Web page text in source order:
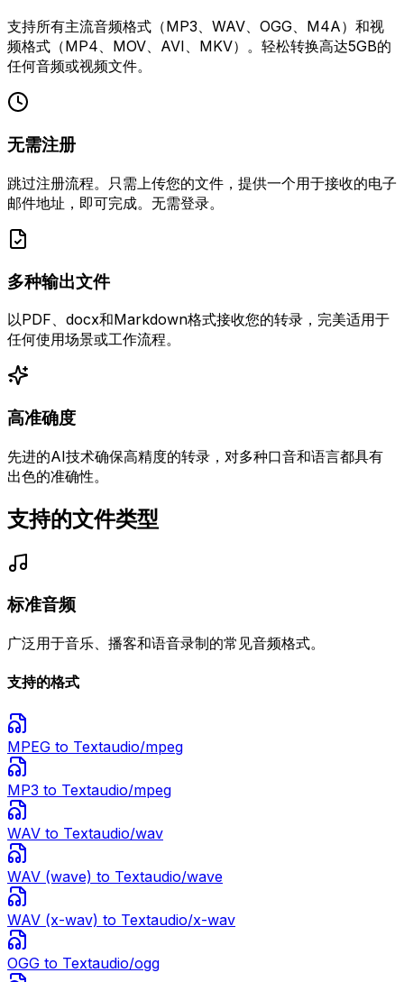
支持所有主流音频格式（MP3、WAV、OGG、M4A）和视
频格式（MP4、MOV、AVI、MKV）。轻松转换高达5GB的
任何音频或视频文件。
无需注册
跳过注册流程。只需上传您的文件，提供一个用于接收的电子
邮件地址，即可完成。无需登录。
多种输出文件
以PDF、docx和Markdown格式接收您的转录，完美适用于
任何使用场景或工作流程。
高准确度
先进的AI技术确保高精度的转录，对多种口音和语言都具有
出色的准确性。
支持的文件类型
标准音频
广泛用于音乐、播客和语音录制的常见音频格式。
支持的格式
MPEG to Textaudio/mpeg
MP3 to Textaudio/mpeg
WAV to Textaudio/wav
WAV (wave) to Textaudio/wave
WAV (x-wav) to Textaudio/x-wav
OGG to Textaudio/ogg